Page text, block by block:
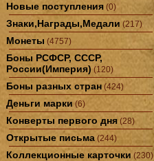
Новые поступления (0)
Знаки,Награды,Медали (217)
Монеты (4757)
Боны РСФСР, СССР,
России(Империя) (120)
Боны разных стран (424)
Деньги марки (6)
Конверты первого дня (28)
Открытые письма (244)
Коллекционные карточки (230)